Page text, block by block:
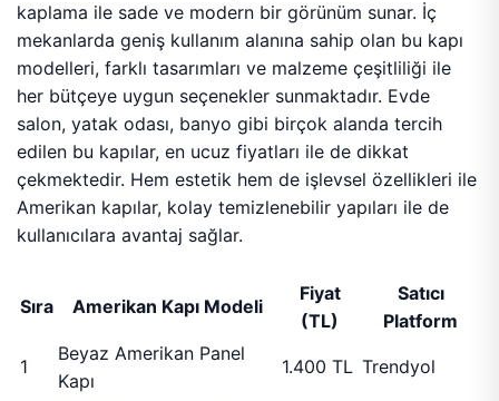
kaplama ile sade ve modern bir görünüm sunar. İç
mekanlarda geniş kullanım alanına sahip olan bu kapı
modelleri, farklı tasarımları ve malzeme çeşitliliği ile
her bütçeye uygun seçenekler sunmaktadır. Evde
salon, yatak odası, banyo gibi birçok alanda tercih
edilen bu kapılar, en ucuz fiyatları ile de dikkat
çekmektedir. Hem estetik hem de işlevsel özellikleri ile
Amerikan kapılar, kolay temizlenebilir yapıları ile de
kullanıcılara avantaj sağlar.
Sıra Amerikan Kapı Modeli
Fiyat
(TL)
Satıcı
Platform
1
Beyaz Amerikan Panel
Kapı
1.400 TL Trendyol